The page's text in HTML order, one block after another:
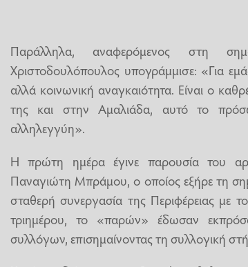
Παράλληλα, αναφερόμενος στη
Χριστοδουλόπουλος υπογράμμισε: «Για
αλλά κοινωνική αναγκαιότητα. Είναι ο
της και στην Αμαλιάδα, αυτό το
αλληλεγγύη».
Η πρώτη ημέρα έγινε παρουσία του
Παναγιώτη Μπράμου, ο οποίος εξήρε τη
σταθερή συνεργασία της Περιφέρειας με
τριημέρου, το «παρών» έδωσαν
συλλόγων, επισημαίνοντας τη συλλογική